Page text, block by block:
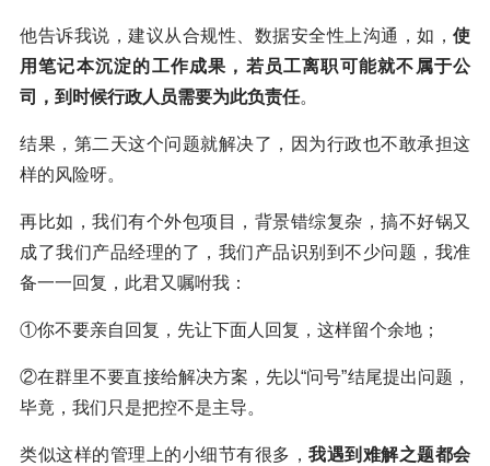
他告诉我说，建议从合规性、数据安全性上沟通，如， 使
用笔记本沉淀的工作成果，若员工离职可能就不属于公
司，到时候行政人员需要为此负责任。
结果，第二天这个问题就解决了，因为行政也不敢承担这
样的风险呀。
再比如，我们有个外包项目，背景错综复杂，搞不好锅又
成了我们产品经理的了，我们产品识别到不少问题，我准
备一一回复，此君又嘱咐我：
①你不要亲自回复，先让下面人回复，这样留个余地；
②在群里不要直接给解决方案，先以“问号”结尾提出问题，
毕竟，我们只是把控不是主导。
类似这样的管理上的小细节有很多， 我遇到难解之题都会